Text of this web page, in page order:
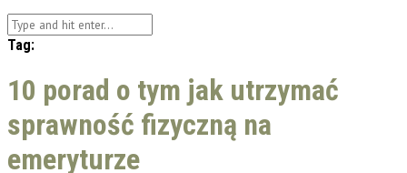
Tag:
10 porad o tym jak utrzymać
sprawność fizyczną na
emeryturze